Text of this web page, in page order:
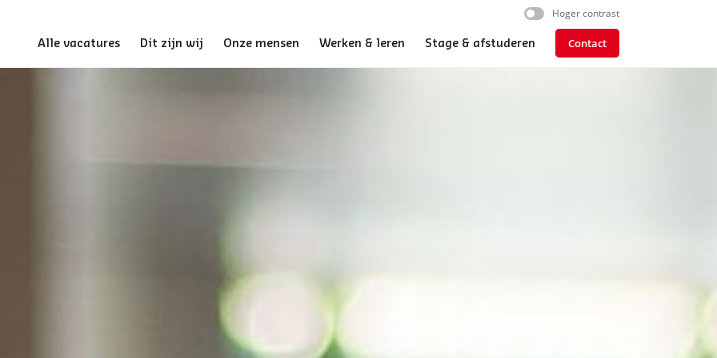
Alle vacatures Dit zijn wij Onze mensen Werken & leren Stage & afstuderen Contact
Hoger contrast